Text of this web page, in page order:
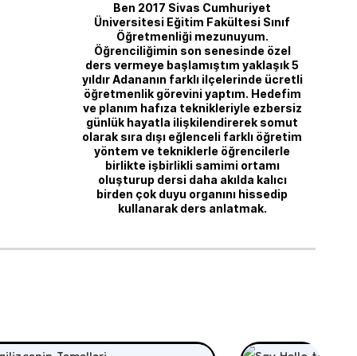
Ben 2017 Sivas Cumhuriyet
Üniversitesi Eğitim Fakültesi Sınıf
Öğretmenliği mezunuyum.
Öğrenciliğimin son senesinde özel
ders vermeye başlamıştım yaklaşık 5
yıldır Adananın farklı ilçelerinde ücretli
öğretmenlik görevini yaptım. Hedefim
ve planım hafıza teknikleriyle ezbersiz
günlük hayatla ilişkilendirerek somut
olarak sıra dışı eğlenceli farklı öğretim
yöntem ve tekniklerle öğrencilerle
birlikte işbirlikli samimi ortamı
oluşturup dersi daha akılda kalıcı
birden çok duyu organını hissedip
kullanarak ders anlatmak.